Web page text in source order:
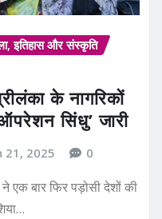
इतिहास और संस्कृति
के नागरिकों
सिंधु’ जारी
21, 2025 0
एक बार फिर पड़ोसी देशों की